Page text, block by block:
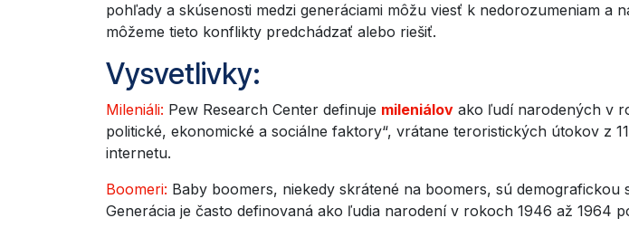
pohľady a skúsenosti medzi generáciami môžu viesť k nedorozumeniam
môžeme tieto konflikty predchádzať alebo riešiť.
Vysvetlivky:
Mileniáli: Pew Research Center definuje mileniálov ako ľudí narodených v
politické, ekonomické a sociálne faktory“, vrátane teroristických útokov z
internetu.
Boomeri: Baby boomers, niekedy skrátené na boomers, sú
Generácia je často definovaná ako ľudia narodení v rokoch 1946 až 1964